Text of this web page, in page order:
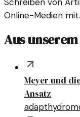
Online-Medien mit.
Aus
Meyer und
Ansatz